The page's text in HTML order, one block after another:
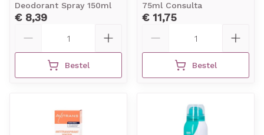
Deodorant Spray 150ml
€ 8,39
Bestel
75ml Consulta
€ 11,75
Bestel